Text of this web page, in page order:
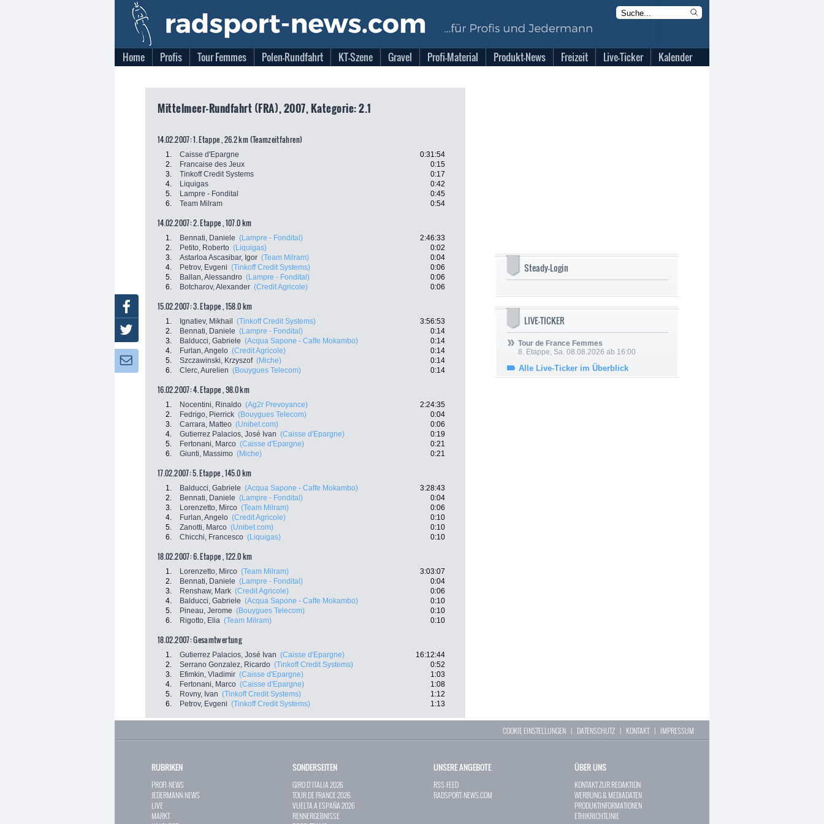
Home Profis Tour Femmes Polen-Rundfahrt KT-Szene Gravel Profi-Material Produkt-News Freizeit Live-Ticker Kalender
Mittelmeer-Rundfahrt (FRA), 2007, Kategorie: 2.1
14.02.2007: 1. Etappe , 26.2 km (Teamzeitfahren)
1. Caisse d'Epargne
0:31:54
2.
Francaise des Jeux
0:15
3.
Tinkoff Credit Systems
0:17
4.
Liquigas
0:42
5.
Lampre - Fondital
0:45
6.
Team Milram 0:54
14.02.2007: 2. Etappe , 107.0 km
1. Bennati, Daniele (Lampre - Fondital)
2:46:33
2.
Petito, Roberto (Liquigas)
0:02
3.
Astarloa Ascasibar, Igor (Team Milram)
0:04
4.
Petrov, Evgeni (Tinkoff Credit Systems)
0:06
5.
Ballan, Alessandro (Lampre - Fondital)
0:06
6.
Botcharov, Alexander (Credit Agricole) 0:06
15.02.2007: 3. Etappe , 158.0 km
1. Ignatiev, Mikhail (Tinkoff Credit Systems)
3:56:53
2.
Bennati, Daniele (Lampre - Fondital)
0:14
3.
Balducci, Gabriele (Acqua Sapone - Caffe Mokambo)
0:14
4.
Furlan, Angelo (Credit Agricole)
0:14
5.
Szczawinski, Krzyszof (Miche)
0:14
6.
Clerc, Aurelien (Bouygues Telecom) 0:14
16.02.2007: 4. Etappe , 98.0 km
1. Nocentini, Rinaldo (Ag2r Prevoyance)
2:24:35
2.
Fedrigo, Pierrick (Bouygues Telecom)
0:04
3.
Carrara, Matteo (Unibet.com)
0:06
4.
Gutierrez Palacios, José Ivan (Caisse d'Epargne)
0:19
5.
Fertonani, Marco (Caisse d'Epargne)
0:21
6.
Giunti, Massimo (Miche) 0:21
17.02.2007: 5. Etappe , 145.0 km
1. Balducci, Gabriele (Acqua Sapone - Caffe Mokambo)
3:28:43
2.
Bennati, Daniele (Lampre - Fondital)
0:04
3.
Lorenzetto, Mirco (Team Milram)
0:06
4.
Furlan, Angelo (Credit Agricole)
0:10
5.
Zanotti, Marco (Unibet.com)
0:10
6.
Chicchi, Francesco (Liquigas) 0:10
18.02.2007: 6. Etappe , 122.0 km
1. Lorenzetto, Mirco (Team Milram)
3:03:07
2.
Bennati, Daniele (Lampre - Fondital)
0:04
3.
Renshaw, Mark (Credit Agricole)
0:06
4.
Balducci, Gabriele (Acqua Sapone - Caffe Mokambo)
0:10
5.
Pineau, Jerome (Bouygues Telecom)
0:10
6.
Rigotto, Elia (Team Milram) 0:10
18.02.2007: Gesamtwertung
1. Gutierrez Palacios, José Ivan (Caisse d'Epargne)
16:12:44
2.
Serrano Gonzalez, Ricardo (Tinkoff Credit Systems)
0:52
3.
Efimkin, Vladimir (Caisse d'Epargne)
1:03
4.
Fertonani, Marco (Caisse d'Epargne)
1:08
5.
Rovny, Ivan (Tinkoff Credit Systems)
1:12
6.
Petrov, Evgeni (Tinkoff Credit Systems) 1:13
Steady-Login
LIVE-TICKER
Tour de France Femmes
8. Etappe, Sa. 08.08.2026 ab 16:00
Alle Live-Ticker im Überblick
Facebook
Twitter
Newsletter:
COOKIE EINSTELLUNGEN | DATENSCHUTZ | KONTAKT| IMPRESSUM
RUBRIKEN
PROFI-NEWS
JEDERMANN-NEWS
LIVE
MARKT
SONDERSEITEN
GIRO D`ITALIA 2026
TOUR DE FRANCE 2026
VUELTA A ESPAÑA 2026
RENNERGEBNISSE
UNSERE ANGEBOTE
RSS-FEED
RADSPORT-NEWS.COM
ÜBER UNS
KONTAKT ZUR REDAKTION
WERBUNG & MEDIADATEN
PRODUKTINFORMATIONEN
ETHIKRICHTLINIE